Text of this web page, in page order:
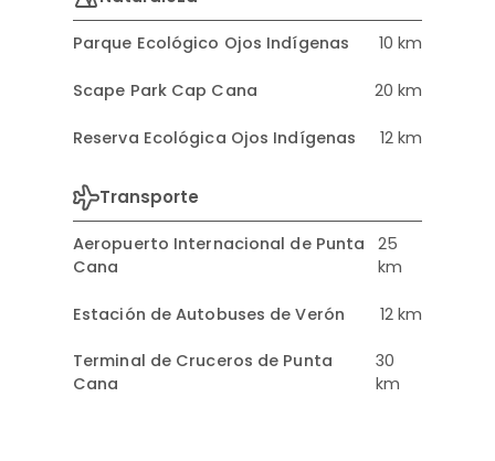
Parque Ecológico Ojos Indígenas 10 km
Scape Park Cap Cana 20 km
Reserva Ecológica Ojos Indígenas 12 km
Transporte
Aeropuerto Internacional de Punta
Cana
25
km
Estación de Autobuses de Verón 12 km
Terminal de Cruceros de Punta
Cana
30
km